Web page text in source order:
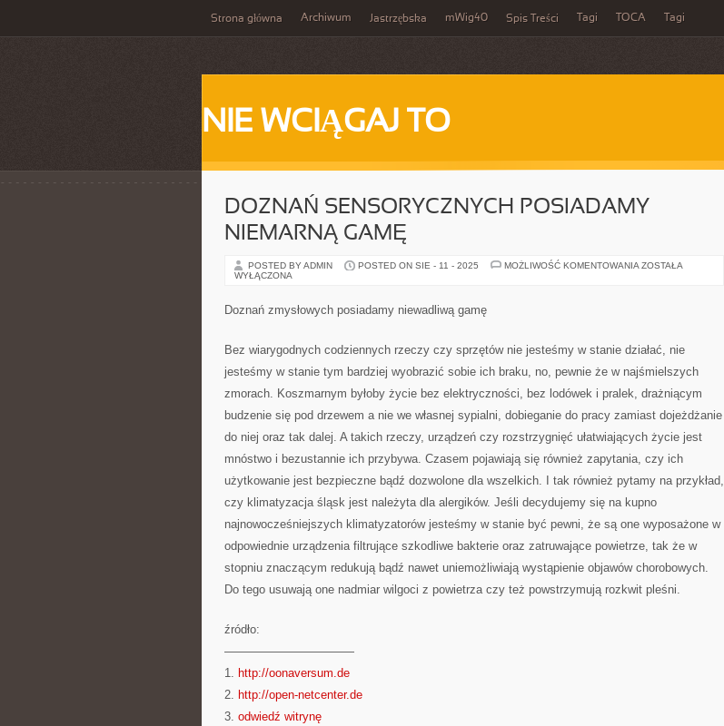
Strona główna Archiwum Jastrzębska mWig40 Spis Treści Tagi TOCA Tagi
NIE WCIĄGAJ TO
DOZNAŃ SENSORYCZNYCH POSIADAMY
NIEMARNĄ GAMĘ
POSTED BY ADMIN POSTED ON SIE - 11 - 2025 MOŻLIWOŚĆ KOMENTOWANIA DOZNAŃ
ZOSTAŁA
WYŁĄCZONA
Doznań zmysłowych posiadamy niewadliwą gamę
Bez wiarygodnych codziennych rzeczy czy sprzętów nie jesteśmy w stanie działać, nie
jesteśmy w stanie tym bardziej wyobrazić sobie ich braku, no, pewnie że w najśmielszych
zmorach. Koszmarnym byłoby życie bez elektryczności, bez lodówek i pralek, drażniącym
budzenie się pod drzewem a nie we własnej sypialni, dobieganie do pracy zamiast dojeżdżanie
do niej oraz tak dalej. A takich rzeczy, urządzeń czy rozstrzygnięć ułatwiających życie jest
mnóstwo i bezustannie ich przybywa. Czasem pojawiają się również zapytania, czy ich
użytkowanie jest bezpieczne bądź dozwolone dla wszelkich. I tak również pytamy na przykład,
czy klimatyzacja śląsk jest należyta dla alergików. Jeśli decydujemy się na kupno
najnowocześniejszych klimatyzatorów jesteśmy w stanie być pewni, że są one wyposażone w
odpowiednie urządzenia filtrujące szkodliwe bakterie oraz zatruwające powietrze, tak że w
stopniu znaczącym redukują bądź nawet uniemożliwiają wystąpienie objawów chorobowych.
Do tego usuwają one nadmiar wilgoci z powietrza czy też powstrzymują rozkwit pleśni.
źródło:
———————————
1. http://oonaversum.de
2. http://open-netcenter.de
3. odwiedź witrynę